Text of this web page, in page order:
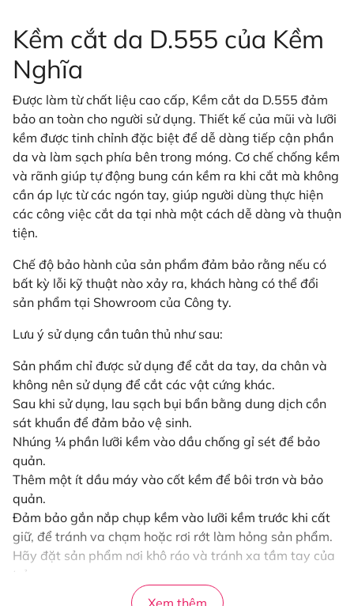
Kềm cắt da D.555 của Kềm
Nghĩa
Được làm từ chất liệu cao cấp, Kềm cắt da D.555 đảm
bảo an toàn cho người sử dụng. Thiết kế của mũi và lưỡi
kềm được tinh chỉnh đặc biệt để dễ dàng tiếp cận phần
da và làm sạch phía bên trong móng. Cơ chế chống kềm
và rãnh giúp tự động bung cán kềm ra khi cắt mà không
cần áp lực từ các ngón tay, giúp người dùng thực hiện
các công việc cắt da tại nhà một cách dễ dàng và thuận
tiện.
Chế độ bảo hành của sản phẩm đảm bảo rằng nếu có
bất kỳ lỗi kỹ thuật nào xảy ra, khách hàng có thể đổi
sản phẩm tại Showroom của Công ty.
Lưu ý sử dụng cần tuân thủ như sau:
Sản phẩm chỉ được sử dụng để cắt da tay, da chân và
không nên sử dụng để cắt các vật cứng khác.
Sau khi sử dụng, lau sạch bụi bẩn bằng dung dịch cồn
sát khuẩn để đảm bảo vệ sinh.
Nhúng ¼ phần lưỡi kềm vào dầu chống gỉ sét để bảo
quản.
Thêm một ít dầu máy vào cốt kềm để bôi trơn và bảo
quản.
Đảm bảo gắn nắp chụp kềm vào lưỡi kềm trước khi cất
giữ, để tránh va chạm hoặc rơi rớt làm hỏng sản phẩm.
Hãy đặt sản phẩm nơi khô ráo và tránh xa tầm tay của
trẻ em.